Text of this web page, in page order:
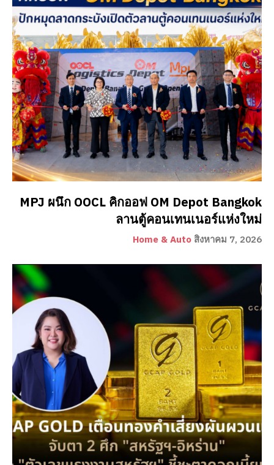
MPJ ผนึก OOCL คิกออฟ OM Depot Bangkok
ลานตู้คอนเทนเนอร์แห่งใหม่
Home & Auto สิงหาคม 7, 2026